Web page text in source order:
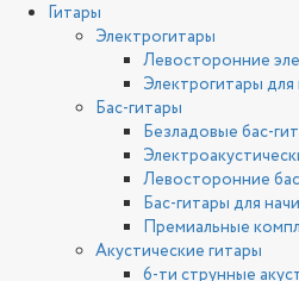
Гитары
Электрогитары
Левосторонние
Электрогитары
Бас-гитары
Безладовые бас-
Левосторонние
Бас-гитары для
Премиальные
Акустические гитары
6-ти струнные